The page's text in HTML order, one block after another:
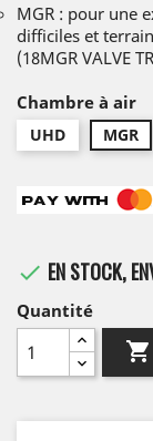
MGR : pour une
difficiles et
(18MGR VALVE
Chambre à air
UHD MGR
 EN STOCK,
Quantité
